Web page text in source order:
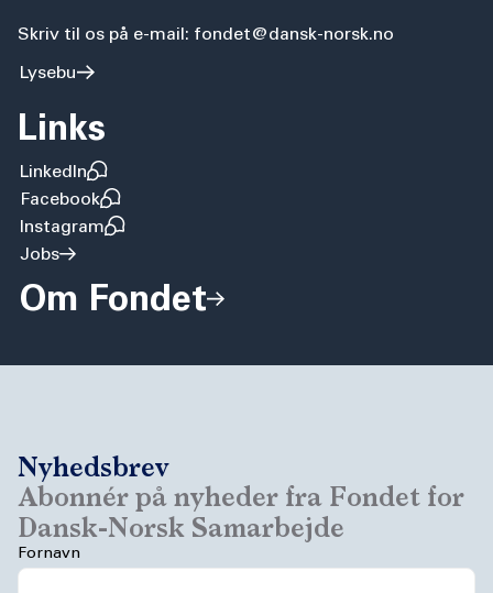
Skriv til os på e-mail: fondet@dansk-norsk.no
Lysebu
Links
LinkedIn
Facebook
Instagram
Jobs
Om Fondet
Nyhedsbrev
Abonnér på nyheder fra Fondet for
Dansk-Norsk Samarbejde
Fornavn